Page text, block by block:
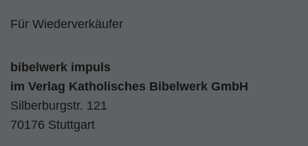
Für Wiederverkäufer
bibelwerk impuls
im Verlag Katholisches Bibelwerk GmbH
Silberburgstr. 121
70176 Stuttgart